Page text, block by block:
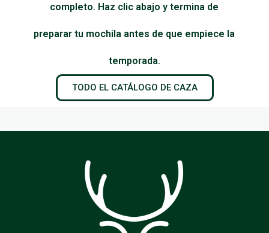
completo. Haz clic abajo y termina de
preparar tu mochila antes de que empiece la
temporada.
TODO EL CATÁLOGO DE CAZA